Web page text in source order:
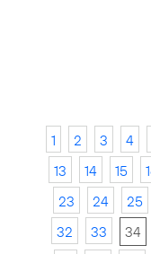
1 2 3 4
13
14 15
23
24 25
32
33 34